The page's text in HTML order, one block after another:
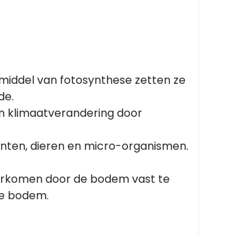
van fotosynthese zetten ze
klimaatverandering door
dieren en micro-organismen.
door de bodem vast te
bodem.